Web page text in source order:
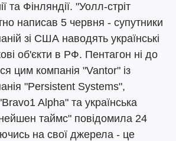
та Фінляндії. "Уолл-стріт
написав 5 червня - супутники
зі США наводять українські
об'єкти в РФ. Пентагон ні до
цим компанія "Vantor" із
"Persistent Systems",
Alpha" та українська
таймс" повідомила 24
на свої джерела - це